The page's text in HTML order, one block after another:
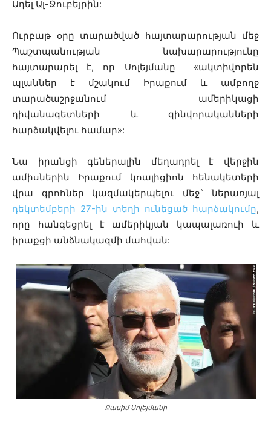
Ադել Ալ-Ջուբեյրին:
Ուրբաթ օրը տարածված հայտարարության մեջ
Պաշտպանության նախարարությունը
հայտարարել է, որ Սոլեյմանը «ակտիվորեն
պլաններ է մշակում Իրաքում և ամբողջ
տարածաշրջանում ամերիկացի
դիվանագետների և զինվորականների
հարձակվելու համար»:
Նա իրանցի գեներալին մեղադրել է վերջին
ամիսներին Իրաքում կոալիցիոն հենակետերի
վրա գրոհներ կազմակերպելու մեջ` ներառյալ
դեկտեմբերի 27-ին տեղի ունեցած հարձակումը,
որը հանգեցրել է ամերիկյան կապալառուի և
իրաքցի անձնակազմի մահվան:
Քասիմ Սոլեյմանի